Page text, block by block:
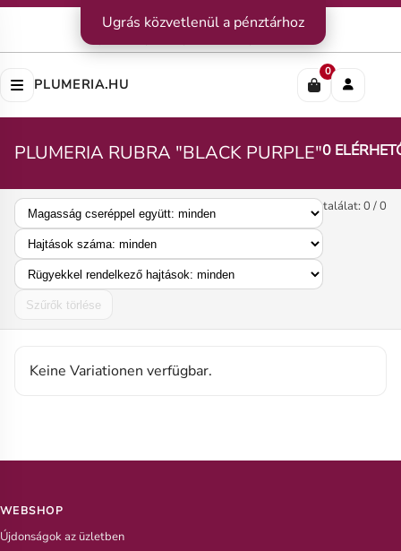
Kapcsolat|Szállítás|Fizetési módok
PLUMERIA.HU
0
PLUMERIA RUBRA "BLACK PURPLE"0
Szűrők törlése
találat: 0 / 0
Keine Variationen verfügbar.
WEBSHOP
Újdonságok az üzletben
Ugrás közvetlenül a pénztárhoz